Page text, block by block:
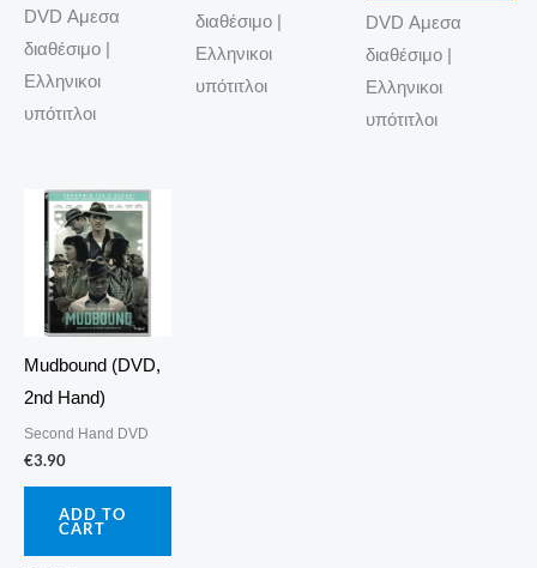
DVD Αμεσα
διαθέσιμο |
Ελληνικοι
υπότιτλοι
διαθέσιμο |
Ελληνικοι
υπότιτλοι
DVD Αμεσα
διαθέσιμο |
Ελληνικοι
υπότιτλοι
Mudbound (DVD,
2nd Hand)
Second Hand DVD
€3.90
ADD TO
CART